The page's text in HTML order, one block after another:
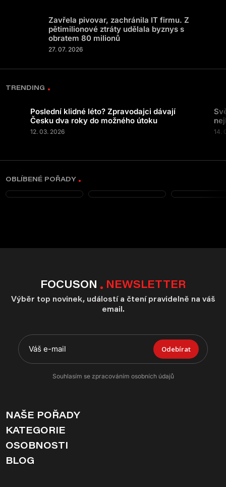
Zavřela pivovar, zachránila IT firmu. Z
pětimilionové ztráty udělala byznys s
obratem 80 milionů
27. 07. 2026
TRENDING
Poslední klidné léto? Zpravodajci dávají
Česku dva roky do možného útoku
12. 03. 2026 14.
OBLÍBENÉ POŘADY
FOCUSON NEWSLETTER
Výběr top novinek, událostí a čtení pravidelně na váš
email.
Odebírat
Souhlasím se zpracováním osobních údajů
NAŠE POŘADY
KATEGORIE
OSOBNOSTI
BLOG